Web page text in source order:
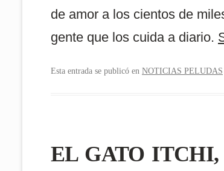
de amor a los cientos de
gente que los cuida a diario.
Esta entrada se publicó en NOTICIAS PELUDAS
EL GATO ITCHI,